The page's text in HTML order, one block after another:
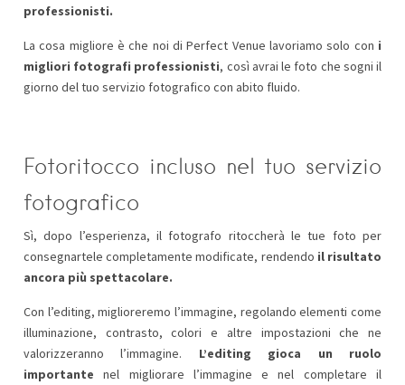
professionisti.
La cosa migliore è che noi di Perfect Venue lavoriamo solo con i
migliori fotografi professionisti, così avrai le foto che sogni il
giorno del tuo servizio fotografico con abito fluido.
Fotoritocco incluso nel tuo servizio
fotografico
Sì, dopo l’esperienza, il fotografo ritoccherà le tue foto per
consegnartele completamente modificate, rendendo il risultato
ancora più spettacolare.
Con l’editing, miglioreremo l’immagine, regolando elementi come
illuminazione, contrasto, colori e altre impostazioni che ne
valorizzeranno l’immagine. L’editing gioca un ruolo
importante nel migliorare l’immagine e nel completare il